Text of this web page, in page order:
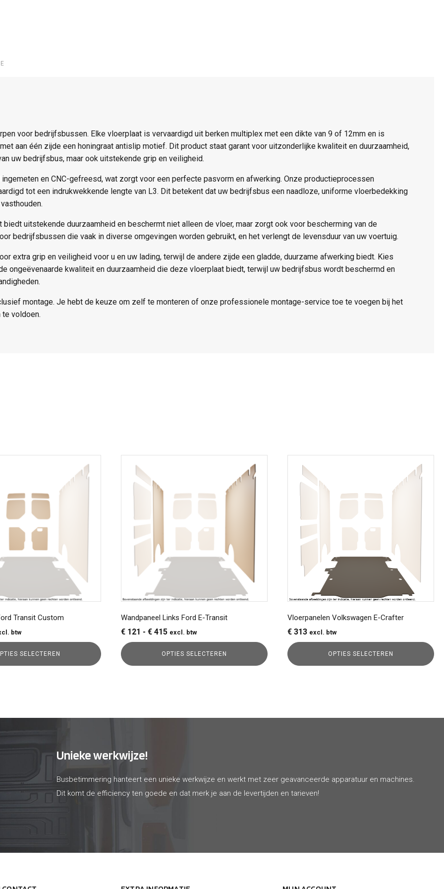
voor bedrijfsbussen. Elke vloerplaat is vervaardigd uit berken multiplex met een dikte van 9 of 12mm en is
aan één zijde een honingraat antislip motief. Dit product staat garant voor uitzonderlijke kwaliteit en duurzaamheid,
uw bedrijfsbus, maar ook uitstekende grip en veiligheid.
en CNC-gefreesd, wat zorgt voor een perfecte pasvorm en afwerking. Onze productieprocessen
tot een indrukwekkende lengte van L3. Dit betekent dat uw bedrijfsbus een naadloze, uniforme vloerbedekking
uitstekende duurzaamheid en beschermt niet alleen de vloer, maar zorgt ook voor bescherming van de
bedrijfsbussen die vaak in diverse omgevingen worden gebruikt, en het verlengt de levensduur van uw voertuig.
extra grip en veiligheid voor u en uw lading, terwijl de andere zijde een gladde, duurzame afwerking biedt. Kies
ongeëvenaarde kwaliteit en duurzaamheid die deze vloerplaat biedt, terwijl uw bedrijfsbus wordt beschermd en
montage. Je hebt de keuze om zelf te monteren of onze professionele montage-service toe te voegen bij het
te voldoen.
Transit Custom
btw
SELECTEREN
Wandpaneel Links Ford E-Transit
€ 121 - € 415Prijsklasse:
€ 121
tot
€ 415
excl. btw
OPTIES SELECTEREN
product
heeft
Deze
worden
productpagina
Vloerpanelen Volkswagen E-Crafter
€ 313 excl. btw
OPTIES SELECTEREN
product
heeft
meerdere
Deze
worden
productpagina
Unieke werkwijze!
Busbetimmering hanteert een unieke werkwijze en werkt met zeer geavanceerde apparatuur en machines.
Dit komt de efficiency ten goede en dat merk je aan de levertijden en tarieven!